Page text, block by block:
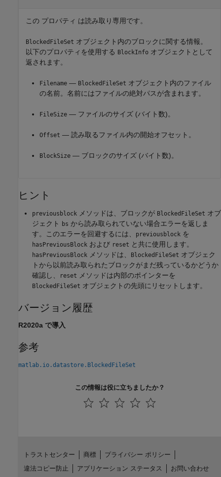
この プロパティ は読み取り専用です。
BlockedFileSet オブジェクト内のブロックに関する情報。
以下のプロパティを使用する BlockInfo オブジェクトとして
返されます。
Filename — BlockedFileSet オブジェクト内のファイル
の名前。名前にはファイルの絶対パスが含まれます。
FileSize — ファイルのサイズ (バイト数)。
Offset — 読み取るファイル内の開始オフセット。
BlockSize — ブロックのサイズ (バイト数)。
ヒント
previousblock メソッドは、ブロックが BlockedFileSet オブ
ジェクト
bs から読み取られていない場合エラーを返しま
す。このエラーを回避するには、
previousblock を
hasPreviousBlock および reset と共に使用します。
hasPreviousBlock メソッドは、 BlockedFileSet オブジェク
トから以前読み取られたブロックがまだ残っているかどうか
確認し、
reset メソッドは内部のポインターを
BlockedFileSet オブジェクトの先頭にリセットします。
バージョン履歴
R2020a で導入
参考
matlab.io.datastore.BlockedFileSet
この情報は役に立ちましたか？
トラストセンター 商標
プライバシー ポリシー
違法コピー防止
アプリケーション ステータス お問い合わせ